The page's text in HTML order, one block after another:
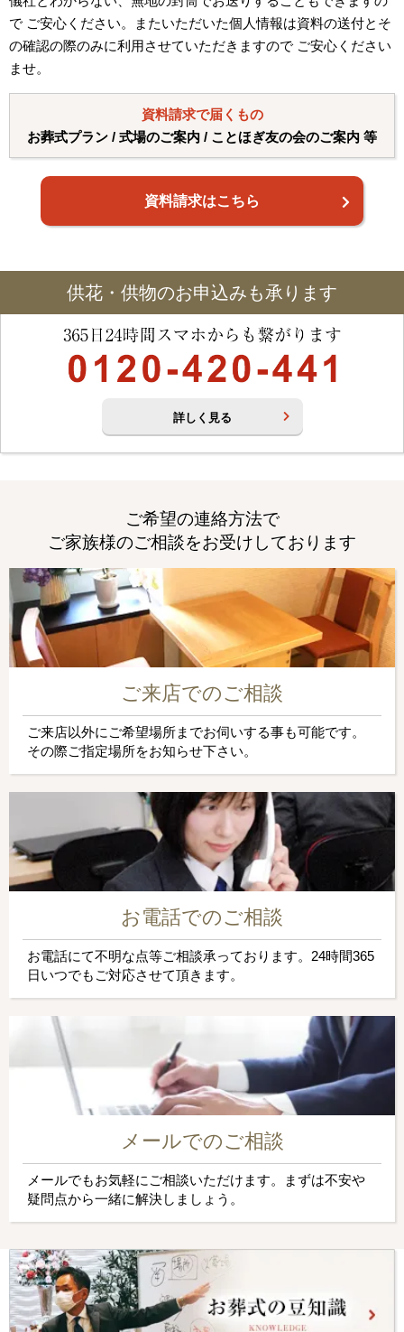
で ご安心ください。またいただいた個人情報は資料の送付とそ
の確認の際のみに利用させていただきますので ご安心ください
ませ。
資料請求で届くもの
お葬式プラン / 式場のご案内 / ことほぎ友の会のご案内 等
資料請求はこちら
供花・供物のお申込みも承ります
詳しく見る
ご希望の連絡方法で
ご家族様のご相談をお受けしております
ご来店でのご相談
ご来店以外にご希望場所までお伺いする事も可能です。
その際ご指定場所をお知らせ下さい。
お電話でのご相談
お電話にて不明な点等ご相談承っております。24時間365
日いつでもご対応させて頂きます。
メールでのご相談
メールでもお気軽にご相談いただけます。まずは不安や
疑問点から一緒に解決しましょう。